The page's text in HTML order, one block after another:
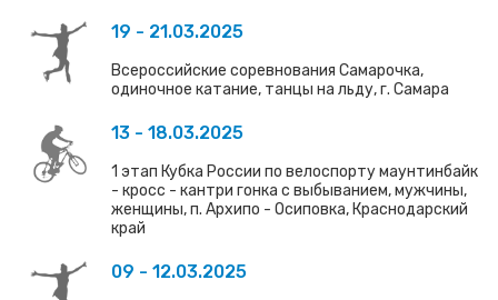
19 - 21.03.2025
Всероссийские соревнования Самарочка,
одиночное катание, танцы на льду, г. Самара
13 - 18.03.2025
1 этап Кубка России по велоспорту маунтинбайк
- кросс - кантри гонка с выбыванием, мужчины,
женщины, п. Архипо - Осиповка, Краснодарский
край
09 - 12.03.2025